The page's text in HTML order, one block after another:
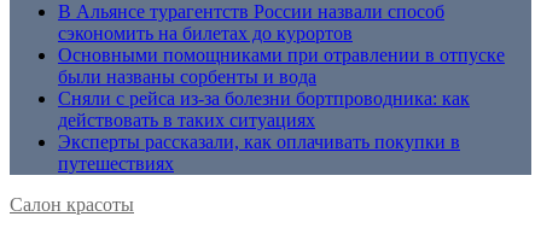
В Альянсе турагентств России назвали способ
сэкономить на билетах до курортов
Основными помощниками при отравлении в отпуске
были названы сорбенты и вода
Сняли с рейса из-за болезни бортпроводника: как
действовать в таких ситуациях
Эксперты рассказали, как оплачивать покупки в
путешествиях
Салон красоты